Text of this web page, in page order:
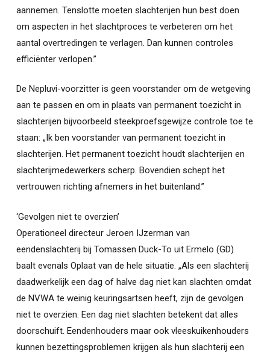
aannemen. Tenslotte moeten slachterijen hun best doen
om aspecten in het slachtproces te verbeteren om het
aantal overtredingen te verlagen. Dan kunnen controles
efficiënter verlopen.”
De Nepluvi-voorzitter is geen voorstander om de wetgeving
aan te passen en om in plaats van permanent toezicht in
slachterijen bijvoorbeeld steekproefsgewijze controle toe te
staan: „Ik ben voorstander van permanent toezicht in
slachterijen. Het permanent toezicht houdt slachterijen en
slachterijmedewerkers scherp. Bovendien schept het
vertrouwen richting afnemers in het buitenland.”
‘Gevolgen niet te overzien’
Operationeel directeur Jeroen IJzerman van
eendenslachterij bij Tomassen Duck-To uit Ermelo (GD)
baalt evenals Oplaat van de hele situatie. „Als een slachterij
daadwerkelijk een dag of halve dag niet kan slachten omdat
de NVWA te weinig keuringsartsen heeft, zijn de gevolgen
niet te overzien. Een dag niet slachten betekent dat alles
doorschuift. Eendenhouders maar ook vleeskuikenhouders
kunnen bezettingsproblemen krijgen als hun slachterij een